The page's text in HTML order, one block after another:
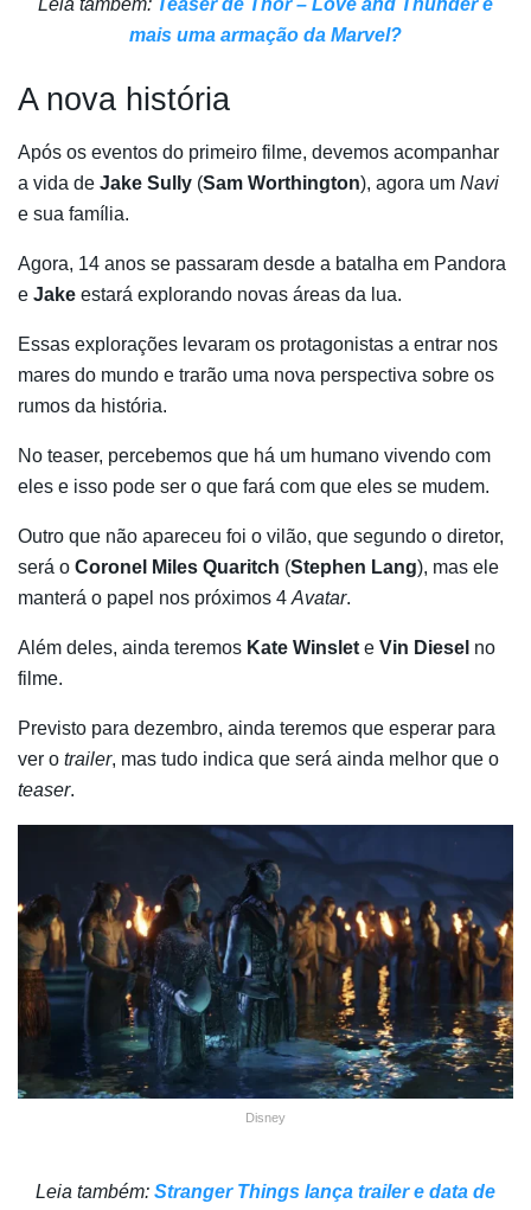
Leia também: Teaser de Thor – Love and Thunder é
mais uma armação da Marvel?
A nova história
Após os eventos do primeiro filme, devemos acompanhar
a vida de Jake Sully (Sam Worthington), agora um Navi
e sua família.
Agora, 14 anos se passaram desde a batalha em Pandora
e Jake estará explorando novas áreas da lua.
Essas explorações levaram os protagonistas a entrar nos
mares do mundo e trarão uma nova perspectiva sobre os
rumos da história.
No teaser, percebemos que há um humano vivendo com
eles e isso pode ser o que fará com que eles se mudem.
Outro que não apareceu foi o vilão, que segundo o diretor,
será o Coronel Miles Quaritch (Stephen Lang), mas ele
manterá o papel nos próximos 4 Avatar.
Além deles, ainda teremos Kate Winslet e Vin Diesel no
filme.
Previsto para dezembro, ainda teremos que esperar para
ver o trailer, mas tudo indica que será ainda melhor que o
teaser.
Disney
Leia também: Stranger Things lança trailer e data de